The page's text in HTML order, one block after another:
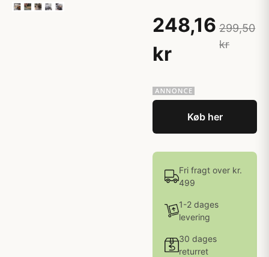
248,16
kr
299,50
kr
Køb her
Fri fragt over kr.
499
1-2 dages
levering
30 dages
returret